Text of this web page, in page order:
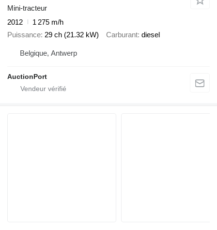
Mini-tracteur
2012
1 275 m/h
Puissance 29 ch (21.32 kW) Carburant diesel
Belgique, Antwerp
AuctionPort